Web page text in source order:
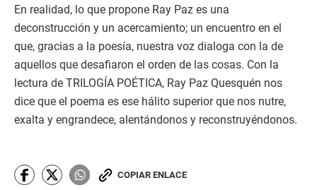
En realidad, lo que propone Ray Paz es una
deconstrucción y un acercamiento; un encuentro en el
que, gracias a la poesía, nuestra voz dialoga con la de
aquellos que desafiaron el orden de las cosas. Con la
lectura de TRILOGÍA POÉTICA, Ray Paz Quesquén nos
dice que el poema es ese hálito superior que nos nutre,
exalta y engrandece, alentándonos y reconstruyéndonos.
COPIAR ENLACE